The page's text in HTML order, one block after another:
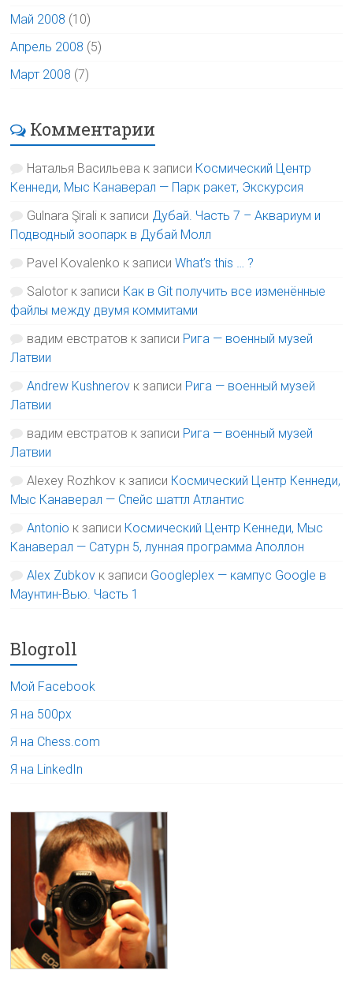
Май 2008 (10)
Апрель 2008 (5)
Март 2008 (7)
Комментарии
Наталья Васильева к записи Космический Центр
Кеннеди, Мыс Канаверал — Парк ракет, Экскурсия
Gulnara Şirali к записи Дубай. Часть 7 – Аквариум и
Подводный зоопарк в Дубай Молл
Pavel Kovalenko к записиWhat’s this … ?
Salotor к записи Как в Git получить все изменённые
файлы между двумя коммитами
вадим евстратов к записи Рига — военный музей
Латвии
Andrew Kushnerov к записи Рига — военный музей
Латвии
вадим евстратов к записи Рига — военный музей
Латвии
Alexey Rozhkov к записи Космический Центр Кеннеди,
Мыс Канаверал — Спейс шаттл Атлантис
Antonio к записи Космический Центр Кеннеди, Мыс
Канаверал — Сатурн 5, лунная программа Аполлон
Alex Zubkov к записи Googleplex — кампус Google в
Маунтин-Вью. Часть 1
Blogroll
Мой Facebook
Я на 500px
Я на Chess.com
Я на LinkedIn